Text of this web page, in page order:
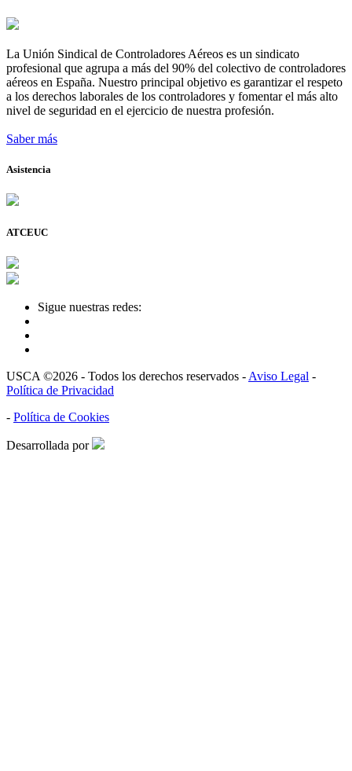
La Unión Sindical de Controladores Aéreos es un sindicato
profesional que agrupa a más del 90% del colectivo de controladores
aéreos en España. Nuestro principal objetivo es garantizar el respeto
a los derechos laborales de los controladores y fomentar el más alto
nivel de seguridad en el ejercicio de nuestra profesión.
Saber más
Asistencia
ATCEUC
Sigue nuestras redes:
USCA ©2026 - Todos los derechos reservados -Aviso Legal -
Política de Privacidad
- Política de Cookies
Desarrollada por